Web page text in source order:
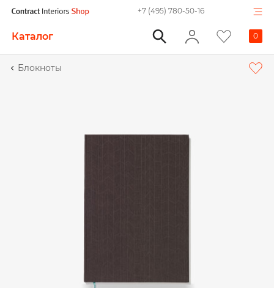
+7 (495) 780-50-16
0
Каталог
Блокноты